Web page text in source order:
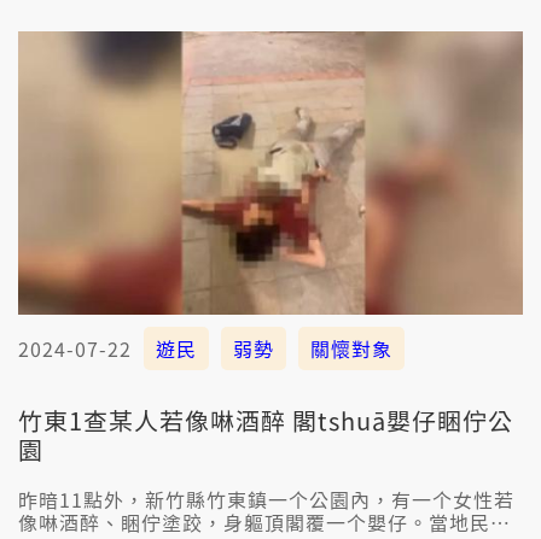
2024-07-22 遊民 弱勢 關懷對象
竹東1查某人若像啉酒醉 閣tshuā嬰仔睏佇公
園
昨暗11點外，新竹縣竹東鎮一个公園內，有一个女性若
像啉酒醉、睏佇塗跤，身軀頂閣覆一个嬰仔。當地民代